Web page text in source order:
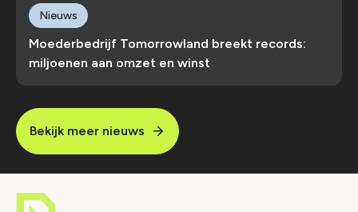
Moederbedrijf Tomorrowland breekt records:
miljoenen aan omzet en winst
Nieuws
Bekijk meer nieuws